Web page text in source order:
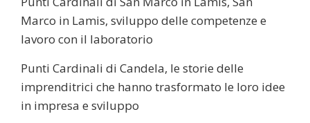
Marco in Lamis, sviluppo delle competenze e
lavoro con il laboratorio
Punti Cardinali di Candela, le storie delle
imprenditrici che hanno trasformato le loro idee
in impresa e sviluppo